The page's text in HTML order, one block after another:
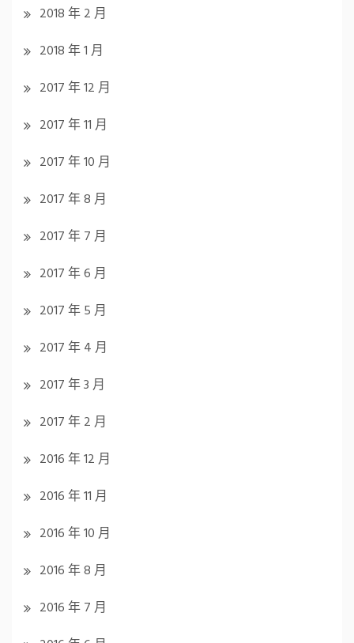
2018 年 2 月
2018 年 1 月
2017 年 12 月
2017 年 11 月
2017 年 10 月
2017 年 8 月
2017 年 7 月
2017 年 6 月
2017 年 5 月
2017 年 4 月
2017 年 3 月
2017 年 2 月
2016 年 12 月
2016 年 11 月
2016 年 10 月
2016 年 8 月
2016 年 7 月